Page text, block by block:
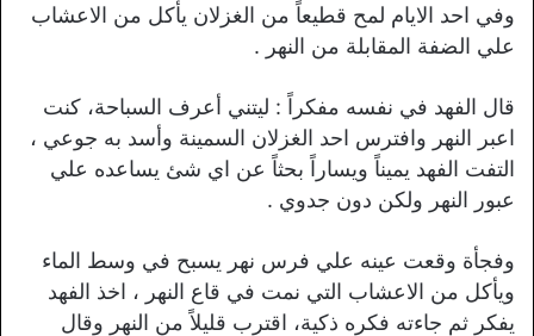
وفي احد الايام لمح قطيعاً من الغزلان يأكل من الاعشاب
علي الضفة المقابلة من النهر .
قال الفهد في نفسه مفكراً : ليتني أعرف السباحة، كنت
اعبر النهر وافترس احد الغزلان السمينة وأسد به جوعي ،
التفت الفهد يميناً ويساراً بحثاً عن اي شئ يساعده علي
عبور النهر ولكن دون جدوي .
وفجأة وقعت عينه علي فرس نهر يسبح في وسط الماء
ويأكل من الاعشاب التي نمت في قاع النهر ، اخذ الفهد
يفكر ثم جاءته فكره ذكية، اقترب قليلاً من النهر وقال